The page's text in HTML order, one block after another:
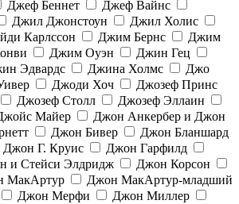
Джеф Беннет
Джеф Вайнс
Джил Джонстоун
Джил Холис
Карлссон
Джим Бернс
Джим
Джим Оуэн
Джин Гец
Эдвардс Джина Холмс
Джо
Джоди Хоч
Джозеф Принс
Джозеф Столл
Джозеф Эллаин
Майер
Джон Анкербер и Джон
Джон Бивер
Джон Бланшард
Джон Г. Круис
Джон Гарфилд
и Стейси Элдридж
Джон Корсон
МакАртур
Джон МакАртур-младший
Джон Мерфи
Джон Миллер